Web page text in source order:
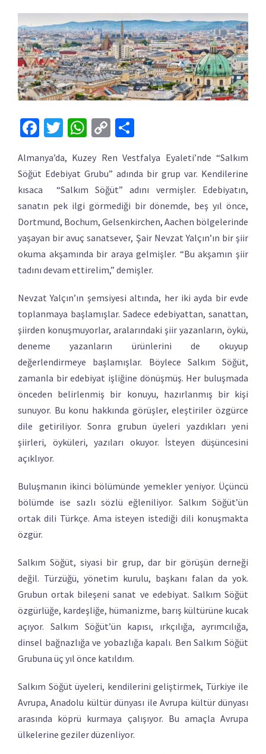
Facebook
Twitter
WhatsApp
Copy
Almanya’da, Kuzey Ren Vestfalya Eyaleti’nde “Salkım
Söğüt Edebiyat Grubu” adında bir grup var. Kendilerine
kısaca “Salkım Söğüt” adını vermişler. Edebiyatın,
sanatın pek ilgi görmediği bir dönemde, beş yıl önce,
Dortmund, Bochum, Gelsenkirchen, Aachen bölgelerinde
yaşayan bir avuç sanatsever, Şair Nevzat Yalçın’ın bir şiir
okuma akşamında bir araya gelmişler. “Bu akşamın şiir
tadını devam ettirelim,” demişler.
Nevzat Yalçın’ın şemsiyesi altında, her iki ayda bir evde
toplanmaya başlamışlar. Sadece edebiyattan, sanattan,
şiirden konuşmuyorlar, aralarındaki şiir yazanların, öykü,
deneme yazanların ürünlerini de okuyup
değerlendirmeye başlamışlar. Böylece Salkım Söğüt,
zamanla bir edebiyat işliğine dönüşmüş. Her buluşmada
önceden belirlenmiş bir konuyu, hazırlanmış bir kişi
sunuyor. Bu konu hakkında görüşler, eleştiriler özgürce
dile getiriliyor. Sonra grubun üyeleri yazdıkları yeni
şiirleri, öyküleri, yazıları okuyor. İsteyen düşüncesini
açıklıyor.
Buluşmanın ikinci bölümünde yemekler yeniyor. Üçüncü
bölümde ise sazlı sözlü eğleniliyor. Salkım Söğüt’ün
ortak dili Türkçe. Ama isteyen istediği dili konuşmakta
özgür.
Salkım Söğüt, siyasi bir grup, dar bir görüşün derneği
değil. Türzüğü, yönetim kurulu, başkanı falan da yok.
Grubun ortak bileşeni sanat ve edebiyat. Salkım Söğüt
özgürlüğe, kardeşliğe, hümanizme, barış kültürüne kucak
açıyor. Salkım Söğüt’ün kapısı, ırkçılığa, ayrımcılığa,
dinsel bağnazlığa ve yobazlığa kapalı. Ben Salkım Söğüt
Grubuna üç yıl önce katıldım.
Salkım Söğüt üyeleri, kendilerini geliştirmek, Türkiye ile
Avrupa, Anadolu kültür dünyası ile Avrupa kültür dünyası
arasında köprü kurmaya çalışıyor. Bu amaçla Avrupa
ülkelerine geziler düzenliyor.